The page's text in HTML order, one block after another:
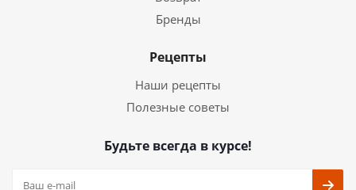
Бренды
Рецепты
Наши рецепты
Полезные советы
Будьте всегда в курсе!